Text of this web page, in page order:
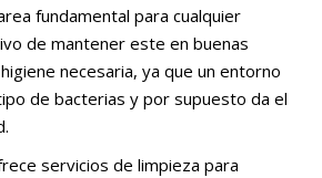
fundamental para cualquier
de mantener este en buenas
necesaria, ya que un entorno
de bacterias y por supuesto da el
servicios de limpieza para